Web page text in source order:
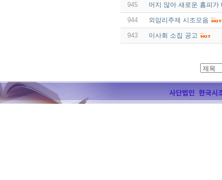
945 머지 않아 새로운 홈피가
944 외암리주제 시조모음
943 이사회 소집 공고